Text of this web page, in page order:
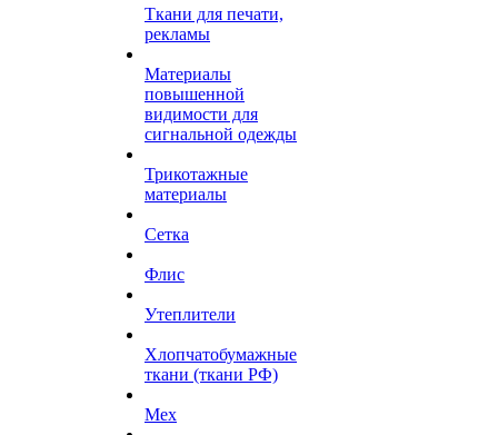
Ткани для печати,
рекламы
Материалы
повышенной
видимости для
сигнальной одежды
Трикотажные
материалы
Сетка
Флис
Утеплители
Хлопчатобумажные
ткани (ткани РФ)
Мех